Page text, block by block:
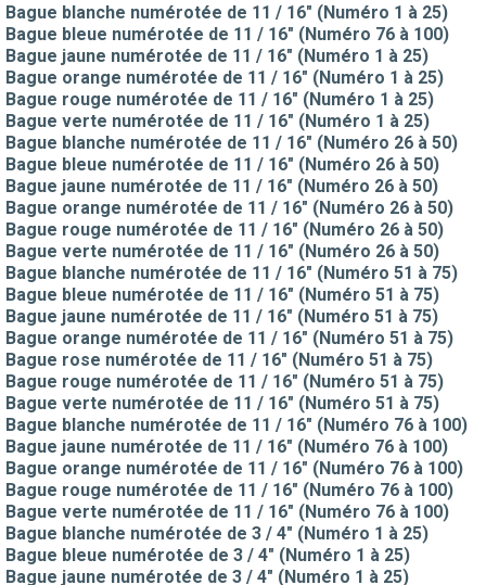
Bague blanche numérotée de 11 / 16" (Numéro 1 à 25)
Bague bleue numérotée de 11 / 16" (Numéro 76 à 100)
Bague jaune numérotée de 11 / 16" (Numéro 1 à 25)
Bague orange numérotée de 11 / 16" (Numéro 1 à 25)
Bague rouge numérotée de 11 / 16" (Numéro 1 à 25)
Bague verte numérotée de 11 / 16" (Numéro 1 à 25)
Bague blanche numérotée de 11 / 16" (Numéro 26 à 50)
Bague bleue numérotée de 11 / 16" (Numéro 26 à 50)
Bague jaune numérotée de 11 / 16" (Numéro 26 à 50)
Bague orange numérotée de 11 / 16" (Numéro 26 à 50)
Bague rouge numérotée de 11 / 16" (Numéro 26 à 50)
Bague verte numérotée de 11 / 16" (Numéro 26 à 50)
Bague blanche numérotée de 11 / 16" (Numéro 51 à 75)
Bague bleue numérotée de 11 / 16" (Numéro 51 à 75)
Bague jaune numérotée de 11 / 16" (Numéro 51 à 75)
Bague orange numérotée de 11 / 16" (Numéro 51 à 75)
Bague rose numérotée de 11 / 16" (Numéro 51 à 75)
Bague rouge numérotée de 11 / 16" (Numéro 51 à 75)
Bague verte numérotée de 11 / 16" (Numéro 51 à 75)
Bague blanche numérotée de 11 / 16" (Numéro 76 à 100)
Bague jaune numérotée de 11 / 16" (Numéro 76 à 100)
Bague orange numérotée de 11 / 16" (Numéro 76 à 100)
Bague rouge numérotée de 11 / 16" (Numéro 76 à 100)
Bague verte numérotée de 11 / 16" (Numéro 76 à 100)
Bague blanche numérotée de 3 / 4" (Numéro 1 à 25)
Bague bleue numérotée de 3 / 4" (Numéro 1 à 25)
Bague jaune numérotée de 3 / 4" (Numéro 1 à 25)